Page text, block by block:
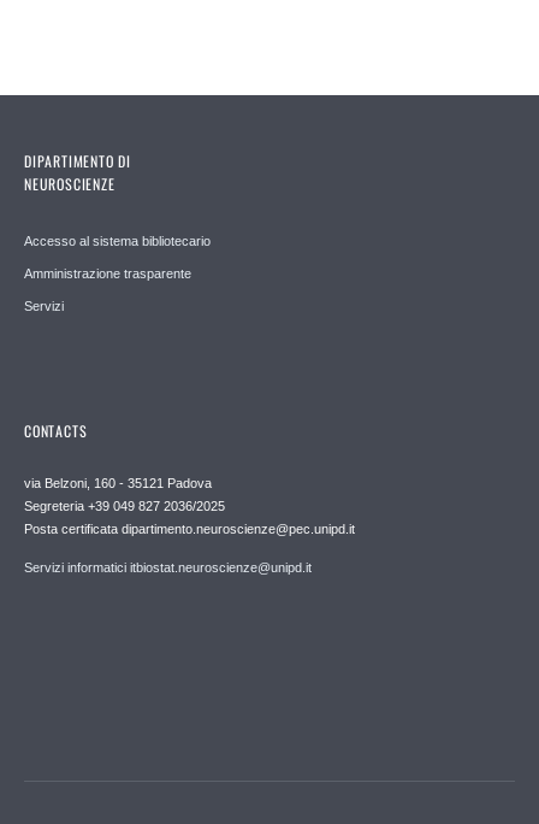
DIPARTIMENTO DI
NEUROSCIENZE
Accesso al sistema bibliotecario
Amministrazione trasparente
Servizi
CONTACTS
via Belzoni, 160 - 35121 Padova
Segreteria +39 049 827 2036/2025
Posta certificata dipartimento.neuroscienze@pec.unipd.it
Servizi informatici itbiostat.neuroscienze@unipd.it